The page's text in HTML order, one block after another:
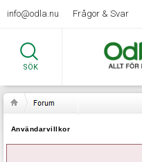
info@odla.nu Frågor & Svar
SÖK
Användarvillkor